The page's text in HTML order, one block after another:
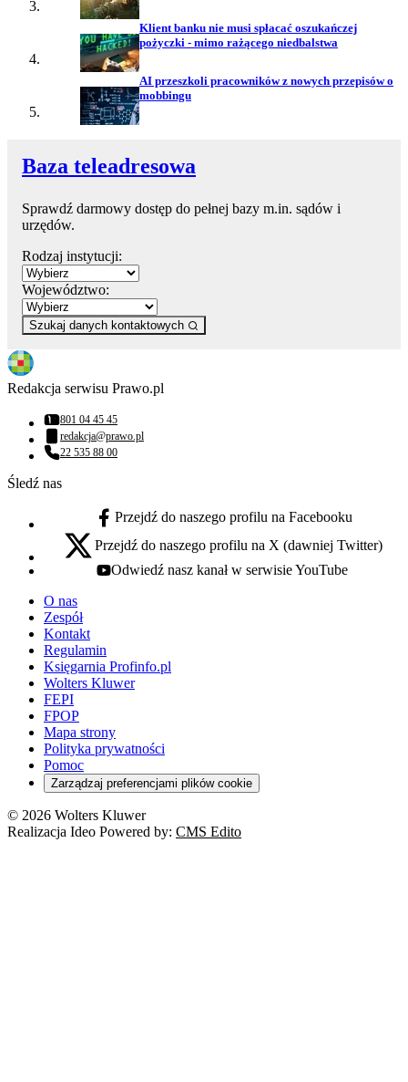
Klient banku nie musi spłacać oszukańczej
pożyczki - mimo rażącego niedbalstwa
AI przeszkoli pracowników z nowych przepisów o
mobbingu
Baza teleadresowa
Sprawdź darmowy dostęp do pełnej bazy m.in. sądów i
urzędów.
Rodzaj instytucji:
Województwo:
Szukaj danych kontaktowych
Redakcja serwisu Prawo.pl
Numer telefonu:
801 04 45 45
Adres email:
redakcja@prawo.pl
Numer telefonu:
22 535 88 00
Śledź nas
facebook - otwiera się w nowej karcie
Przejdź do naszego profilu na Facebooku
x - otwiera się w nowej karcie
Przejdź do naszego profilu na X (dawniej Twitter)
youtube - otwiera się w nowej karcie
Odwiedź nasz kanał w serwisie YouTube
O nas
Zespół
Kontakt
Regulamin
Księgarnia Profinfo.pl
Wolters Kluwer
FEPI
FPOP
Mapa strony
Polityka prywatności
Pomoc
Zarządzaj preferencjami plików cookie
© 2026 Wolters Kluwer
Realizacja Ideo Powered by: CMS Edito